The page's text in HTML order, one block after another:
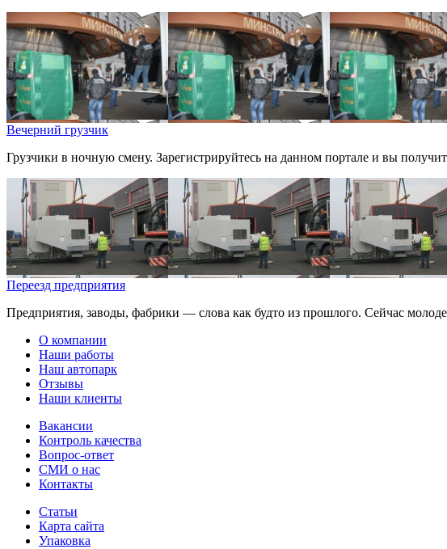
Вечерний грузчик
Грузчики в ночную смену. Зарегистрируйтесь на данном портале и вы
Переезд предприятия
Предприятия, заводы, фабрики — слова как будто из прошлого. Сейчас
О компании
Наши работы
Наш автопарк
Отзывы
Наши клиенты
Вакансии
Контроль качества
Вопрос-ответ
СМИ о нас
Контакты
Статьи
Карта сайта
Упаковка